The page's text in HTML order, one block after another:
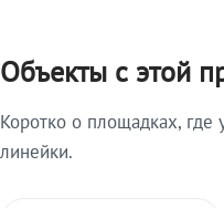
Объекты с этой
Коротко о площадках, где
линейки.